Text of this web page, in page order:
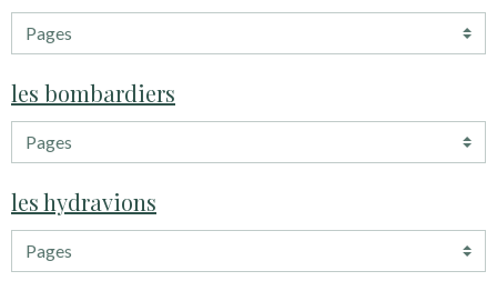
les bombardiers
les hydravions